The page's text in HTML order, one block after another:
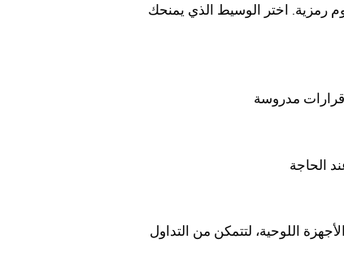
رمزية. اختر الوسيط الذي يمنحك
اللوحية، لتتمكن من التداول